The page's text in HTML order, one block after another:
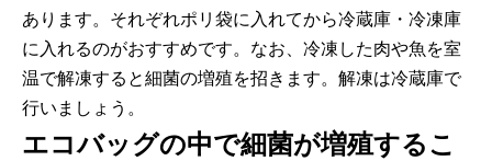
あります。それぞれポリ袋に入れてから冷蔵庫・冷凍庫
に入れるのがおすすめです。なお、冷凍した肉や魚を室
温で解凍すると細菌の増殖を招きます。解凍は冷蔵庫で
行いましょう。
エコバッグの中で細菌が増殖するこ